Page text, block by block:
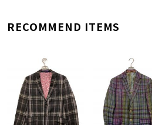
RECOMMEND ITEMS